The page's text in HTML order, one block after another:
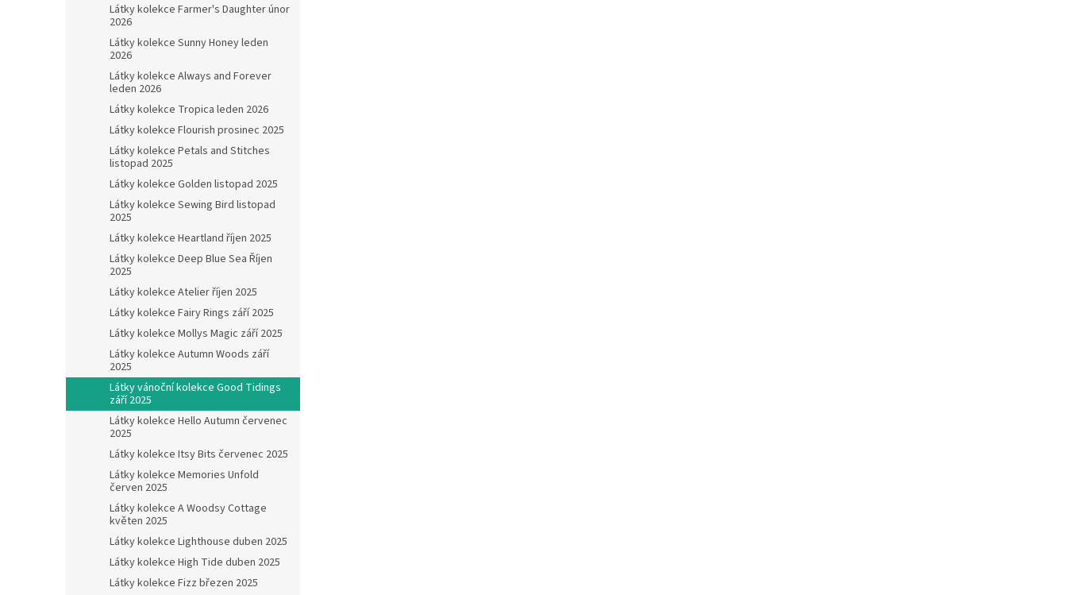
Látky kolekce Farmer's Daughter únor
2026
Látky kolekce Sunny Honey leden
2026
Látky kolekce Always and Forever
leden 2026
Látky kolekce Tropica leden 2026
Látky kolekce Flourish prosinec 2025
Látky kolekce Petals and Stitches
listopad 2025
Látky kolekce Golden listopad 2025
Látky kolekce Sewing Bird listopad
2025
Látky kolekce Heartland říjen 2025
Látky kolekce Deep Blue Sea Říjen
2025
Látky kolekce Atelier říjen 2025
Látky kolekce Fairy Rings září 2025
Látky kolekce Mollys Magic září 2025
Látky kolekce Autumn Woods září
2025
Látky vánoční kolekce Good Tidings
září 2025
Látky kolekce Hello Autumn červenec
2025
Látky kolekce Itsy Bits červenec 2025
Látky kolekce Memories Unfold
červen 2025
Látky kolekce A Woodsy Cottage
květen 2025
Látky kolekce Lighthouse duben 2025
Látky kolekce High Tide duben 2025
Látky kolekce Fizz březen 2025